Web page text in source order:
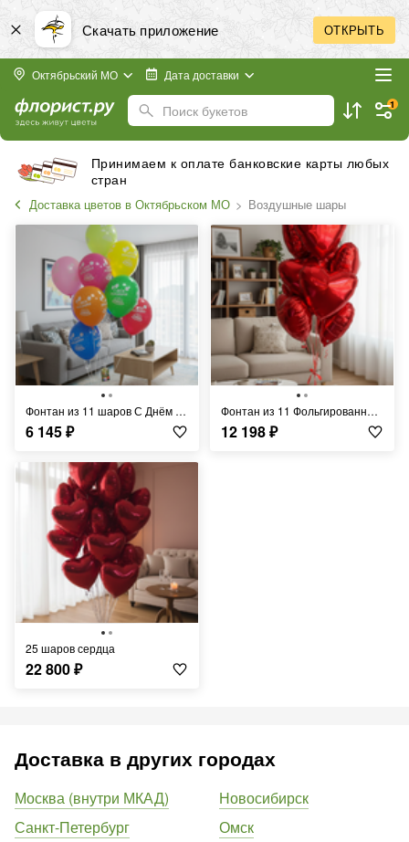
Скачать приложение ОТКРЫТЬ
Октябрьский МО Дата доставки
Поиск букетов 1
Принимаем к оплате банковские карты любых
стран
Доставка цветов в Октябрьском МО Воздушные шары
Фонтан из 11 шаров С Днём Рождения
6 145₽
Фонтан из 11 Фольгированных сердец
12 198₽
25 шаров сердца
22 800₽
Доставка в других городах
Москва (внутри МКАД)
Санкт-Петербург
Новосибирск
Омск